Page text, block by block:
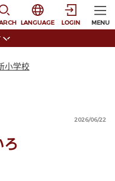
選択すると言語の切
LANGUAGE LOGIN MENU
小学校
2026/06/22